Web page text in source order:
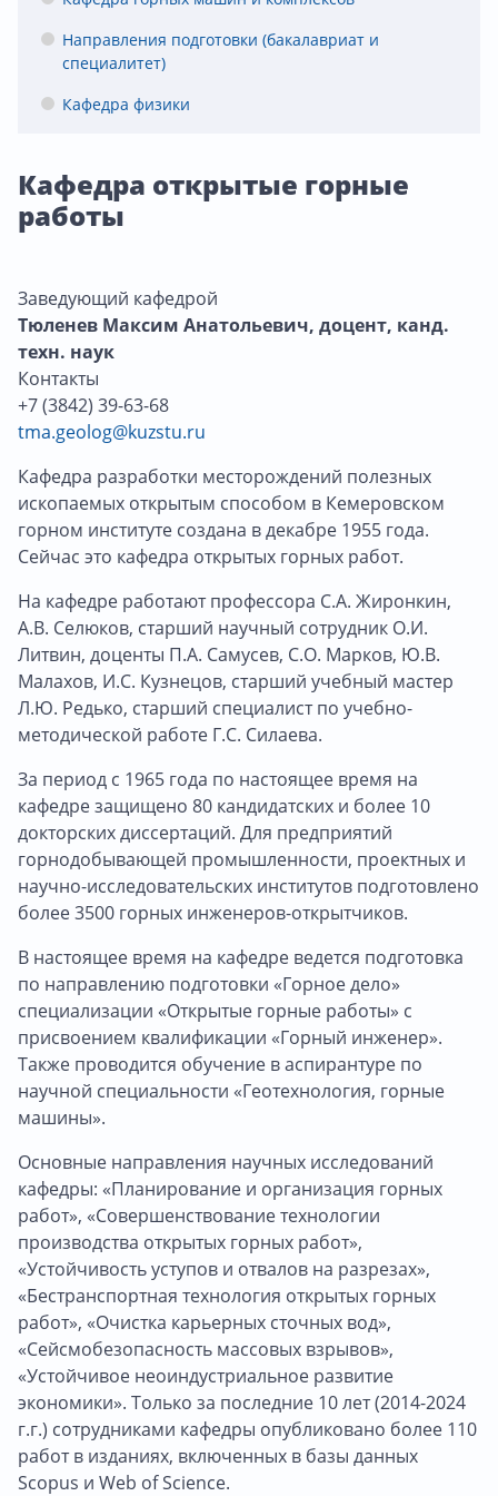
Направления подготовки (бакалавриат и
специалитет)
Кафедра физики
Кафедра открытые горные
работы
Заведующий кафедрой
Тюленев Максим Анатольевич, доцент, канд.
техн. наук
Контакты
+7 (3842) 39-63-68
tma.geolog@kuzstu.ru
Кафедра разработки месторождений полезных
ископаемых открытым способом в Кемеровском
горном институте создана в декабре 1955 года.
Сейчас это кафедра открытых горных работ.
На кафедре работают профессора С.А. Жиронкин,
А.В. Селюков, старший научный сотрудник О.И.
Литвин, доценты П.А. Самусев, С.О. Марков, Ю.В.
Малахов, И.С. Кузнецов, старший учебный мастер
Л.Ю. Редько, старший специалист по учебно-
методической работе Г.С. Силаева.
За период с 1965 года по настоящее время на
кафедре защищено 80 кандидатских и более 10
докторских диссертаций. Для предприятий
горнодобывающей промышленности, проектных и
научно-исследовательских институтов подготовлено
более 3500 горных инженеров-открытчиков.
В настоящее время на кафедре ведется подготовка
по направлению подготовки «Горное дело»
специализации «Открытые горные работы» с
присвоением квалификации «Горный инженер».
Также проводится обучение в аспирантуре по
научной специальности «Геотехнология, горные
машины».
Основные направления научных исследований
кафедры: «Планирование и организация горных
работ», «Совершенствование технологии
производства открытых горных работ»,
«Устойчивость уступов и отвалов на разрезах»,
«Бестранспортная технология открытых горных
работ», «Очистка карьерных сточных вод»,
«Сейсмобезопасность массовых взрывов»,
«Устойчивое неоиндустриальное развитие
экономики». Только за последние 10 лет (2014-2024
г.г.) сотрудниками кафедры опубликовано более 110
работ в изданиях, включенных в базы данных
Scopus и Web of Science.